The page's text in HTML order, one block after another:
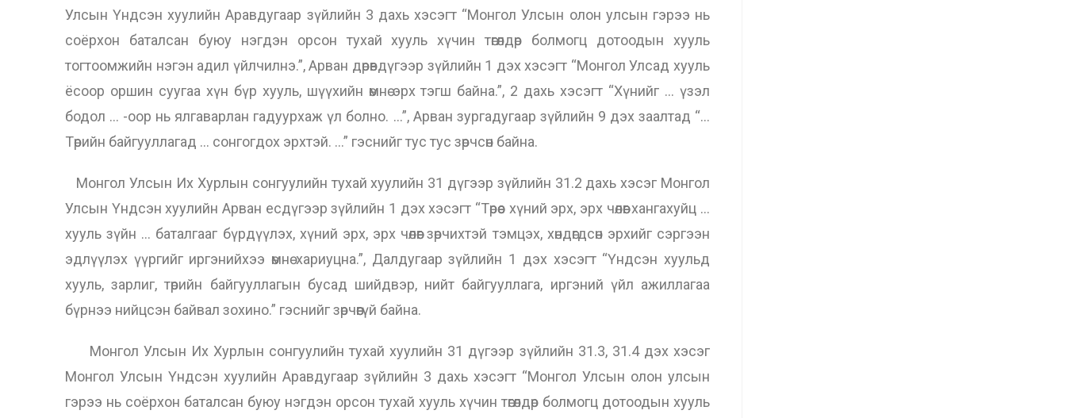
Улсын Үндсэн хуулийн Аравдугаар зүйлийн 3 дахь хэсэгт “Монгол Улсын олон улсын гэрээ нь
соёрхон баталсан буюу нэгдэн орсон тухай хууль хүчин төгөлдөр болмогц дотоодын хууль
тогтоомжийн нэгэн адил үйлчилнэ.”, Арван дөрөвдүгээр зүйлийн 1 дэх хэсэгт “Монгол Улсад хууль
ёсоор оршин суугаа хүн бүр хууль, шүүхийн өмнө эрх тэгш байна.”, 2 дахь хэсэгт “Хүнийг … үзэл
бодол … -оор нь ялгаварлан гадуурхаж үл болно. …”, Арван зургадугаар зүйлийн 9 дэх заалтад “…
Төрийн байгууллагад … сонгогдох эрхтэй. …” гэснийг тус тус зөрчсөн байна.
Монгол Улсын Их Хурлын сонгуулийн тухай хуулийн 31 дүгээр зүйлийн 31.2 дахь хэсэг Монгол
Улсын Үндсэн хуулийн Арван есдүгээр зүйлийн 1 дэх хэсэгт “Төрөөс хүний эрх, эрх чөлөөг хангахуйц …
хууль зүйн … баталгааг бүрдүүлэх, хүний эрх, эрх чөлөөг зөрчихтэй тэмцэх, хөндөгдсөн эрхийг сэргээн
эдлүүлэх үүргийг иргэнийхээ өмнө хариуцна.”, Далдугаар зүйлийн 1 дэх хэсэгт “Үндсэн хуульд
хууль, зарлиг, төрийн байгууллагын бусад шийдвэр, нийт байгууллага, иргэний үйл ажиллагаа
бүрнээ нийцсэн байвал зохино.” гэснийг зөрчөөгүй байна.
Монгол Улсын Их Хурлын сонгуулийн тухай хуулийн 31 дүгээр зүйлийн 31.3, 31.4 дэх хэсэг
Монгол Улсын Үндсэн хуулийн Аравдугаар зүйлийн 3 дахь хэсэгт “Монгол Улсын олон улсын
гэрээ нь соёрхон баталсан буюу нэгдэн орсон тухай хууль хүчин төгөлдөр болмогц дотоодын хууль